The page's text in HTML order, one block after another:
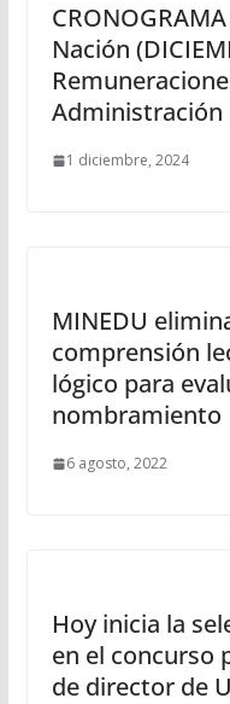
Nación
Administración
1 diciembre, 2024
MINEDU
comprensión
lógico para
nombramiento
6 agosto, 2022
Hoy inicia la
en el concurso
de director de